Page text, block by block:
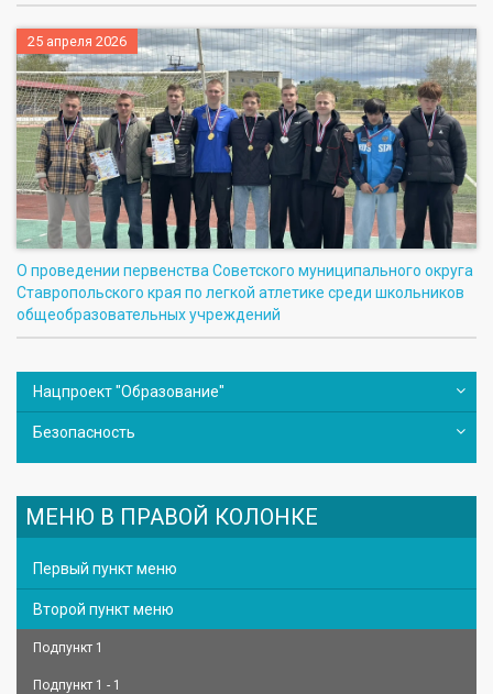
25 апреля 2026
О проведении первенства Советского муниципального округа
Ставропольского края по легкой атлетике среди школьников
общеобразовательных учреждений
Нацпроект "Образование"
Безопасность
МЕНЮ В ПРАВОЙ КОЛОНКЕ
Первый пункт меню
Второй пункт меню
Подпункт 1
Подпункт 1 - 1